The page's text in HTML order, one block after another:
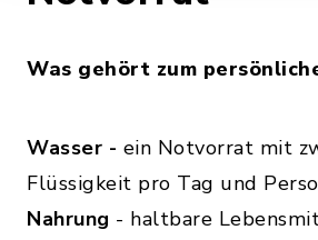
Was gehört zum
Wasser - ein Notvorrat mit
Flüssigkeit pro Tag und
Nahrung - haltbare